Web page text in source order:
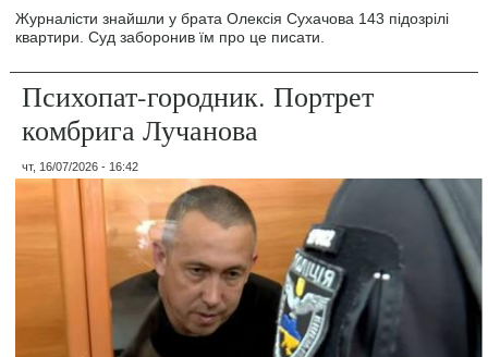
Журналісти знайшли у брата Олексія Сухачова 143 підозрілі
квартири. Суд заборонив їм про це писати.
Психопат-городник. Портрет
комбрига Лучанова
чт, 16/07/2026 - 16:42